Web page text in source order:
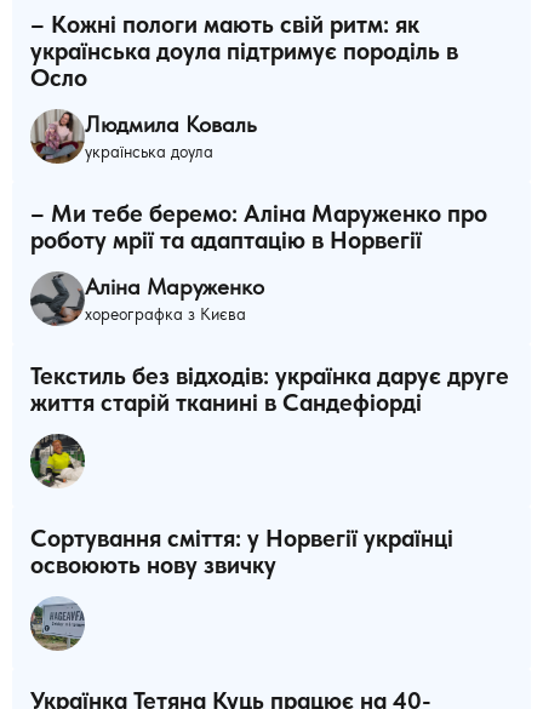
– Кожні пологи мають свій ритм: як
українська доула підтримує породіль в
Осло
Людмила Коваль
українська доула
– Ми тебе беремо: Аліна Маруженко про
роботу мрії та адаптацію в Норвегії
Аліна Маруженко
хореографка з Києва
Текстиль без відходів: українка дарує друге
життя старій тканині в Сандефіорді
Сортування сміття: у Норвегії українці
освоюють нову звичку
Українка Тетяна Куць працює на 40-